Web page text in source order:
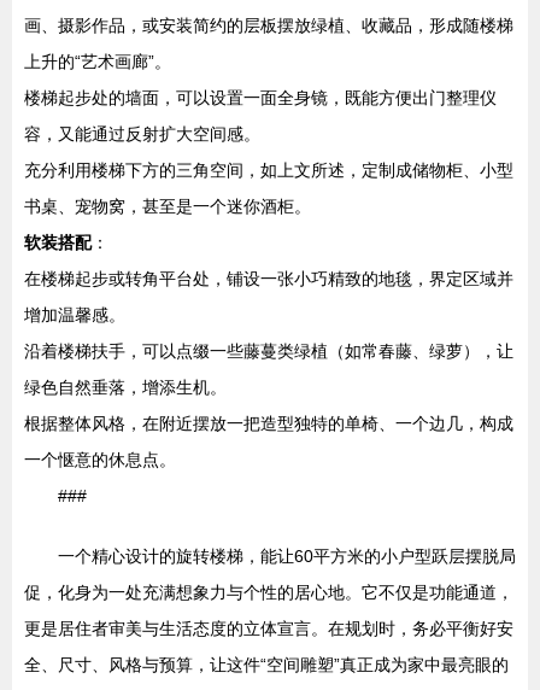
画、摄影作品，或安装简约的层板摆放绿植、收藏品，形成随楼梯
上升的“艺术画廊”。
楼梯起步处的墙面，可以设置一面全身镜，既能方便出门整理仪
容，又能通过反射扩大空间感。
充分利用楼梯下方的三角空间，如上文所述，定制成储物柜、小型
书桌、宠物窝，甚至是一个迷你酒柜。
软装搭配：
在楼梯起步或转角平台处，铺设一张小巧精致的地毯，界定区域并
增加温馨感。
沿着楼梯扶手，可以点缀一些藤蔓类绿植（如常春藤、绿萝），让
绿色自然垂落，增添生机。
根据整体风格，在附近摆放一把造型独特的单椅、一个边几，构成
一个惬意的休息点。
###
一个精心设计的旋转楼梯，能让60平方米的小户型跃层摆脱局
促，化身为一处充满想象力与个性的居心地。它不仅是功能通道，
更是居住者审美与生活态度的立体宣言。在规划时，务必平衡好安
全、尺寸、风格与预算，让这件“空间雕塑”真正成为家中最亮眼的